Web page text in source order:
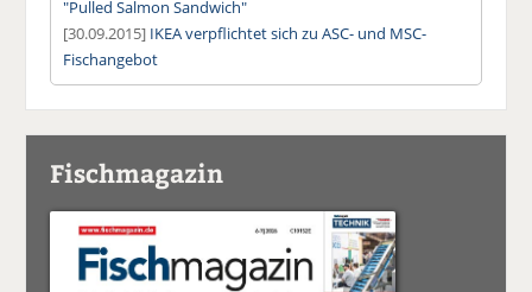
"Pulled Salmon Sandwich"
[30.09.2015] IKEA verpflichtet sich zu ASC- und MSC-
Fischangebot
Fischmagazin